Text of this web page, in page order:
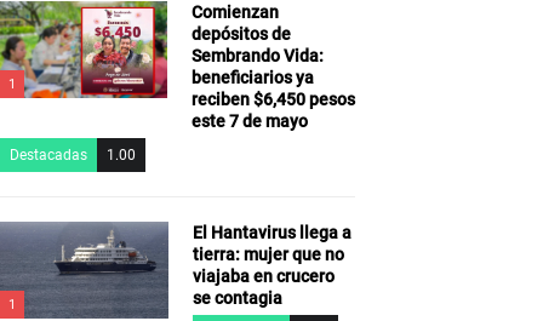
1
Comienzan
depósitos de
Sembrando Vida:
beneficiarios ya
reciben $6,450 pesos
este 7 de mayo
Destacadas 1.00
1
El Hantavirus llega a
tierra: mujer que no
viajaba en crucero
se contagia